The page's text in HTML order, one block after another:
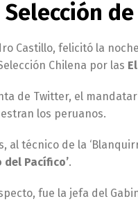
de
Castillo, felicitó la
Chilena por las
de Twitter, el
los peruanos.
al técnico de la
del Pacífico’.
fue la jefa del